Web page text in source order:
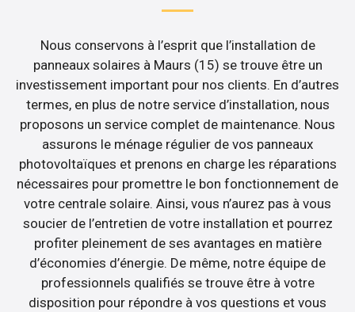
Nous conservons à l’esprit que l’installation de
panneaux solaires à Maurs (15) se trouve être un
investissement important pour nos clients. En d’autres
termes, en plus de notre service d’installation, nous
proposons un service complet de maintenance. Nous
assurons le ménage régulier de vos panneaux
photovoltaïques et prenons en charge les réparations
nécessaires pour promettre le bon fonctionnement de
votre centrale solaire. Ainsi, vous n’aurez pas à vous
soucier de l’entretien de votre installation et pourrez
profiter pleinement de ses avantages en matière
d’économies d’énergie. De même, notre équipe de
professionnels qualifiés se trouve être à votre
disposition pour répondre à vos questions et vous